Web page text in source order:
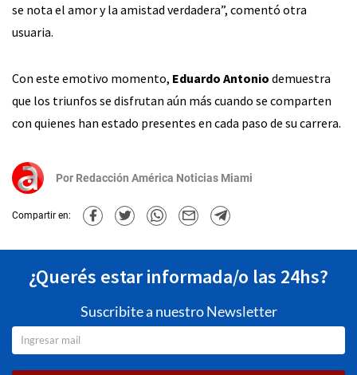
se nota el amor y la amistad verdadera”, comentó otra
usuaria.
Con este emotivo momento, Eduardo Antonio demuestra
que los triunfos se disfrutan aún más cuando se comparten
con quienes han estado presentes en cada paso de su carrera.
Por Redacción América Noticias Miami
Compartir en:
¿Querés estar informada/o las 24hs?
Suscribite a nuestro Newsletter